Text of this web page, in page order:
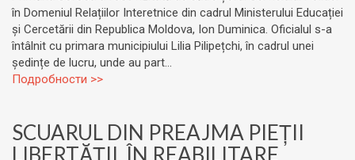
în Domeniul Relațiilor Interetnice din cadrul Ministerului Educației
și Cercetării din Republica Moldova, Ion Duminica. Oficialul s-a
întâlnit cu primara municipiului Lilia Pilipețchi, în cadrul unei
ședințe de lucru, unde au part...
Подробности >>
SCUARUL DIN PREAJMA PIEȚII
LIBERTĂȚII, ÎN REABILITARE